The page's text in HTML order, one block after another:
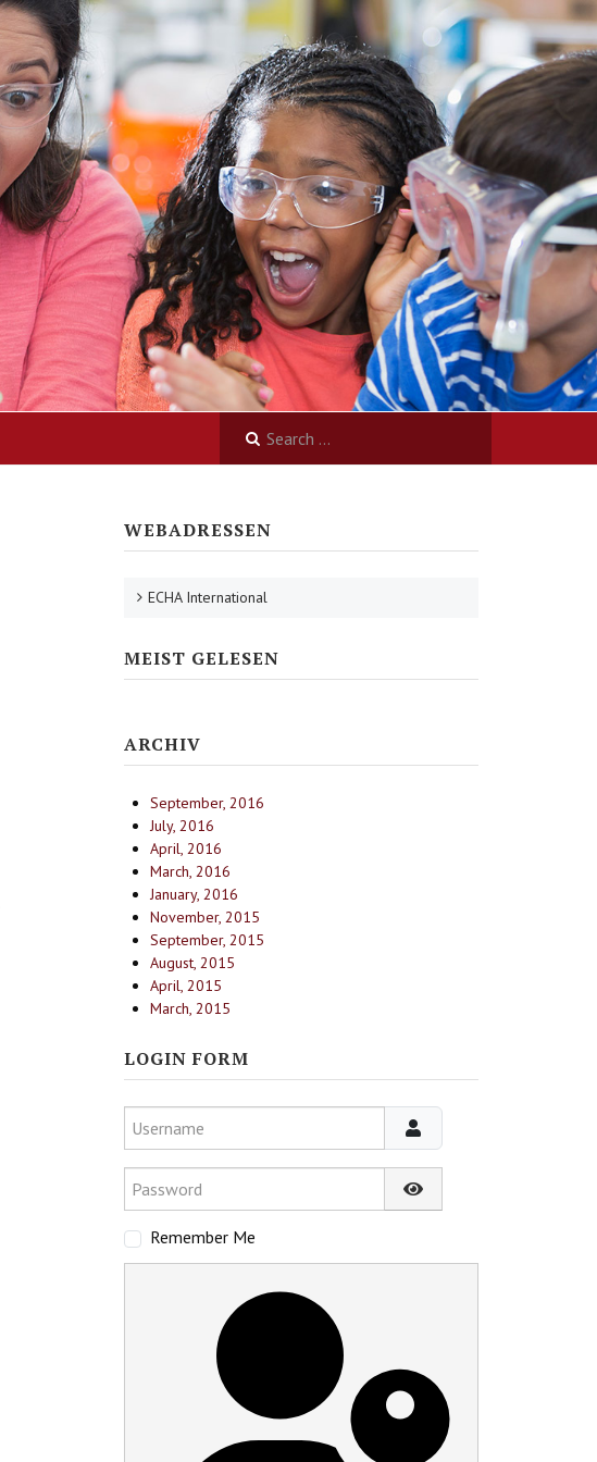
WEBADRESSEN
ECHA International
MEIST GELESEN
ARCHIV
September, 2016
July, 2016
April, 2016
March, 2016
January, 2016
November, 2015
September, 2015
August, 2015
April, 2015
March, 2015
LOGIN FORM
Username
Password
Show Password
Remember Me